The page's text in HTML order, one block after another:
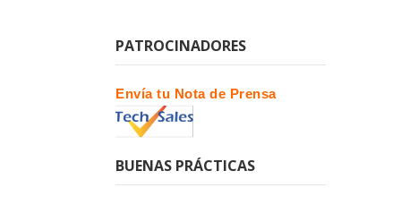
PATROCINADORES
Envía tu Nota de Prensa
BUENAS PRÁCTICAS